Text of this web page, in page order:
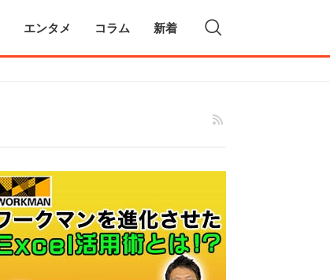
エンタメ コラム 新着